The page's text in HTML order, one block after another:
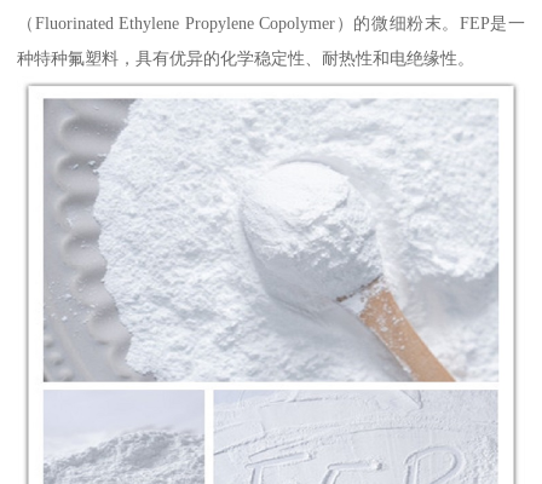
（Fluorinated Ethylene Propylene Copolymer）的微细粉末。FEP是一
种特种氟塑料，具有优异的化学稳定性、耐热性和电绝缘性。